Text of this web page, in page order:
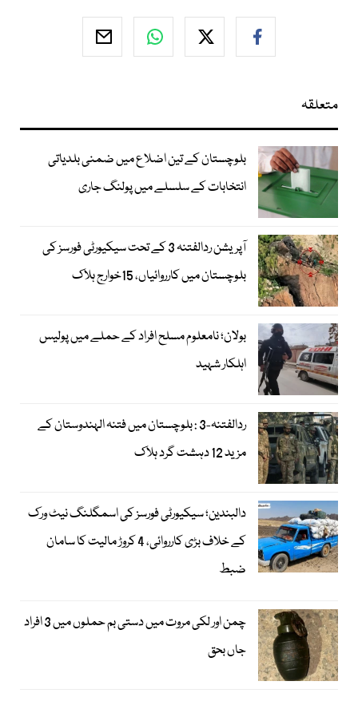
متعلقہ
بلوچستان کے تین اضلاع میں ضمنی بلدیاتی
انتخابات کے سلسلے میں پولنگ جاری
آپریشن ردالفتنہ 3 کے تحت سیکیورٹی فورسز کی
بلوچستان میں کارروائیاں، 15خوارج ہلاک
بولان؛ نامعلوم مسلح افراد کے حملے میں پولیس
اہلکار شہید
ردالفتنہ-3 : بلوچستان میں فتنہ الہندوستان کے
مزید 12 دہشت گرد ہلاک
دالبندین؛ سیکیورٹی فورسز کی اسمگلنگ نیٹ ورک
کے خلاف بڑی کارروائی، 4 کروڑ مالیت کا سامان
ضبط
چمن اور لکی مروت میں دستی بم حملوں میں 3 افراد
جاں بحق